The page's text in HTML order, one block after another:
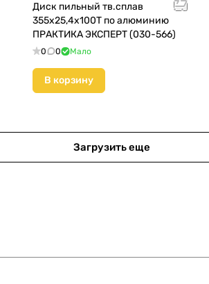
Диск пильный тв.сплав
355х25,4х100Т по алюминию
ПРАКТИКА ЭКСПЕРТ (030-566)
0 0 Мало
В корзину
Загрузить еще